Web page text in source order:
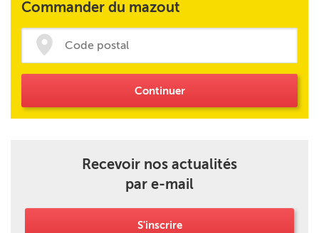
Commander du mazout
Continuer
Recevoir nos actualités
par e-mail
S'inscrire